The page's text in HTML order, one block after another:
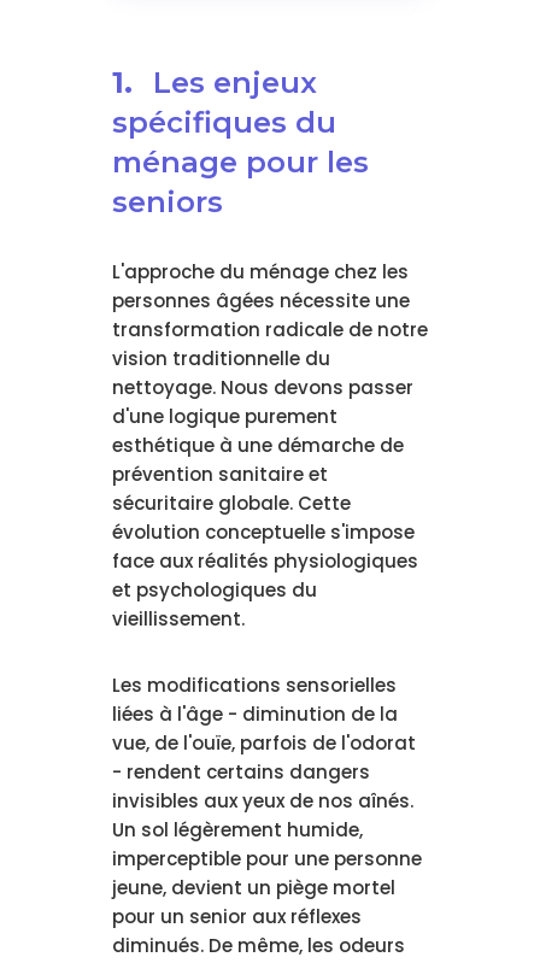
1.
Les enjeux
spécifiques du
ménage pour les
seniors
L'approche du ménage chez les
personnes âgées nécessite une
transformation radicale de notre
vision traditionnelle du
nettoyage. Nous devons passer
d'une logique purement
esthétique à une démarche de
prévention sanitaire et
sécuritaire globale. Cette
évolution conceptuelle s'impose
face aux réalités physiologiques
et psychologiques du
vieillissement.
Les modifications sensorielles
liées à l'âge - diminution de la
vue, de l'ouïe, parfois de l'odorat
- rendent certains dangers
invisibles aux yeux de nos aînés.
Un sol légèrement humide,
imperceptible pour une personne
jeune, devient un piège mortel
pour un senior aux réflexes
diminués. De même, les odeurs